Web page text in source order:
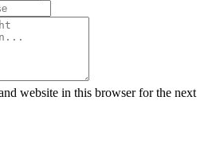
website in this browser for the next